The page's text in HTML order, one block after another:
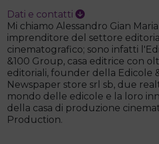
Dati e contatti
Mi chiamo Alessandro Gian
imprenditore del settore
cinematografico; sono infatti
&100 Group, casa editrice con
editoriali, founder della Edicole
Newspaper store srl sb, due
mondo delle edicole e la loro
della casa di produzione
Production.